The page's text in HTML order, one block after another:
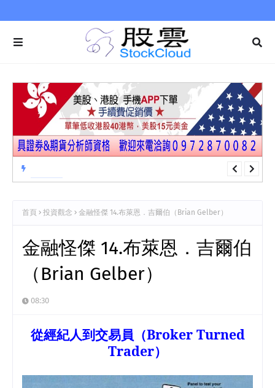
首頁 投資觀念 金融怪傑 14.布萊恩．吉爾伯（Brian Gelber）
金融怪傑 14.布萊恩．吉爾伯
（Brian Gelber）
08:30
從經紀人到交易員（Broker Turned
Trader）